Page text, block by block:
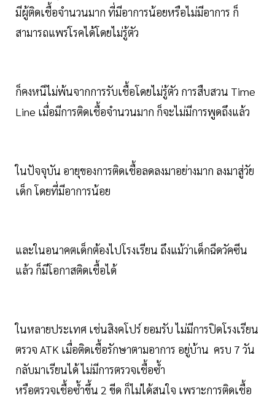
มีผู้ติดเชื้อจำนวนมาก ที่มีอาการน้อยหรือไม่มีอาการ ก็
สามารถแพร่โรคได้โดยไม่รู้ตัว
ก็คงหนีไม่พ้นจากการรับเชื้อโดยไม่รู้ตัว การสืบสวน Time
Line เมื่อมีการติดเชื้อจำนวนมาก ก็จะไม่มีการพูดถึงแล้ว
ในปัจจุบัน อายุของการติดเชื้อลดลงมาอย่างมาก ลงมาสู่วัย
เด็ก โดยที่มีอาการน้อย
และในอนาคตเด็กต้องไปโรงเรียน ถึงแม้ว่าเด็กฉีดวัคซีน
แล้ว ก็มีโอกาสติดเชื้อได้
ในหลายประเทศ เช่นสิงคโปร์ ยอมรับ ไม่มีการปิดโรงเรียน
ตรวจ ATK เมื่อติดเชื้อรักษาตามอาการ อยู่บ้าน ครบ 7 วัน
กลับมาเรียนได้ ไม่มีการตรวจเชื้อซ้ำ
หรือตรวจเชื้อซ้ำขึ้น 2 ขีด ก็ไม่ได้สนใจ เพราะการติดเชื้อ